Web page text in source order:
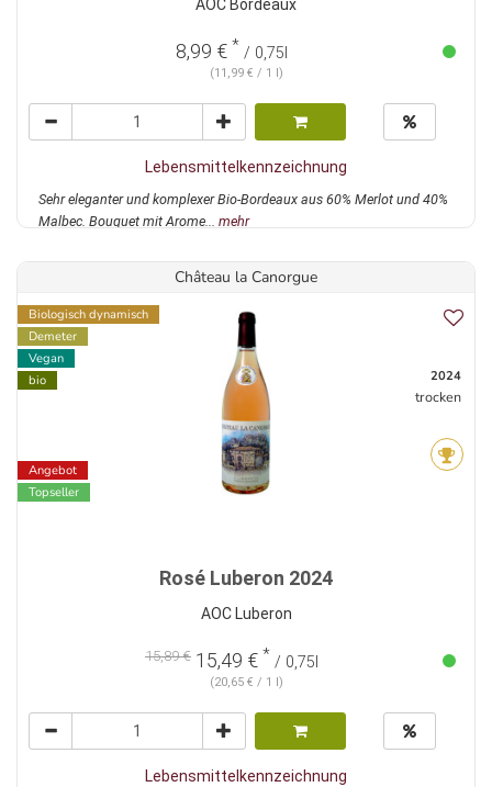
AOC Bordeaux
8,99 € * / 0,75l
(11,99 € / 1 l)
Lebensmittelkennzeichnung
Sehr eleganter und komplexer Bio-Bordeaux aus 60% Merlot und 40%
Malbec. Bouquet mit Arome... mehr
Château la Canorgue
Biologisch dynamisch
Demeter
Vegan
bio
Angebot
Topseller
2024
trocken
Rosé Luberon 2024
AOC Luberon
15,89 € 15,49 € * / 0,75l
(20,65 € / 1 l)
Lebensmittelkennzeichnung